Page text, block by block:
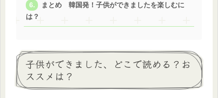
まとめ 韓国発！子供ができましたを楽しむに
は？
子供ができました、どこで読める？お
ススメは？